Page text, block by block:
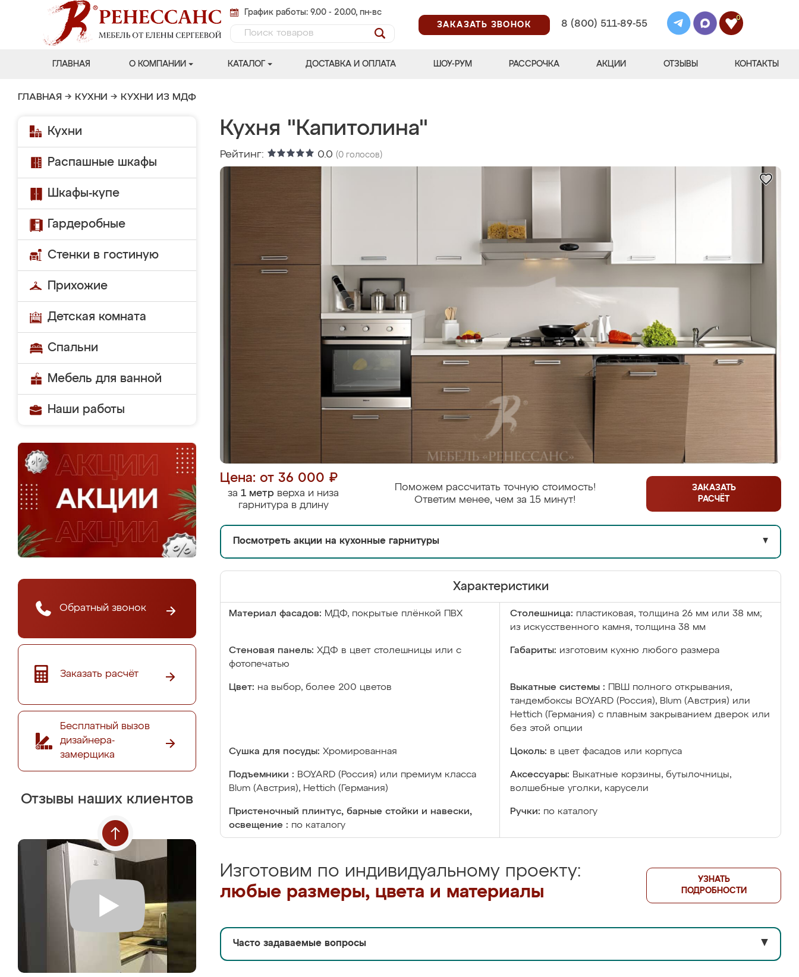
График работы: 9.00 - 20.00, пн-вс
ЗАКАЗАТЬ ЗВОНОК
8 (800) 511-89-55
0
ГЛАВНАЯ О КОМПАНИИ КАТАЛОГ ДОСТАВКА И ОПЛАТА ШОУ-РУМ РАССРОЧКА АКЦИИ ОТЗЫВЫ КОНТАКТЫ
ГЛАВНАЯ → КУХНИ → КУХНИ ИЗ МДФ
Кухни
Распашные шкафы
Шкафы-купе
Гардеробные
Стенки в гостиную
Прихожие
Детская комната
Спальни
Мебель для ванной
Наши работы
Обратный звонок
Заказать расчёт
Бесплатный вызов
дизайнера-
замерщика
Отзывы наших клиентов
Кухня "Капитолина"
Рейтинг: 0.0 (0 голосов)
Цена: от 36 000 ₽
за 1 метр верха и низа
гарнитура в длину
Поможем рассчитать точную стоимость!
Ответим менее, чем за 15 минут!
ЗАКАЗАТЬ
РАСЧЁТ
Посмотреть акции на кухонные гарнитуры ▼
Характеристики
Материал фасадов: МДФ, покрытые плёнкой ПВХ Столешница: пластиковая, толщина 26 мм или 38 мм;
из искусственного камня, толщина 38 мм
Стеновая панель: ХДФ в цвет столешницы или с
фотопечатью
Габариты: изготовим кухню любого размера
Цвет: на выбор, более 200 цветов Выкатные системы :
ПВШ полного открывания,
тандембоксы BOYARD (Россия), Blum (Австрия) или
Hettich (Германия) с плавным закрыванием дверок или
без этой опции
Сушка для посуды: Хромированная Цоколь: в цвет фасадов или корпуса
Подъемники : BOYARD (Россия) или премиум класса
Blum (Австрия), Hettich (Германия)
Аксессуары: Выкатные корзины, бутылочницы,
волшебные уголки, карусели
Пристеночный плинтус, барные стойки и навески,
освещение : по каталогу
Ручки: по каталогу
Изготовим по индивидуальному проекту:
любые размеры, цвета и материалы
УЗНАТЬ
ПОДРОБНОСТИ
Часто задаваемые вопросы ▼